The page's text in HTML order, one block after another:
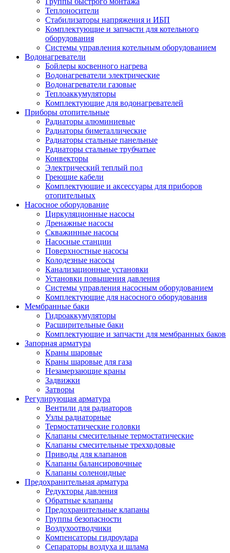
Теплоносители
Стабилизаторы напряжения и ИБП
Комплектующие и запчасти для котельного
оборудования
Системы управления котельным оборудованием
Водонагреватели
Бойлеры косвенного нагрева
Водонагреватели электрические
Водонагреватели газовые
Теплоаккумуляторы
Комплектующие для водонагревателей
Приборы отопительные
Радиаторы алюминиевые
Радиаторы биметаллические
Радиаторы стальные панельные
Радиаторы стальные трубчатые
Конвекторы
Электрический теплый пол
Греющие кабели
Комплектующие и аксессуары для приборов
отопительных
Насосное оборудование
Циркуляционные насосы
Дренажные насосы
Скважинные насосы
Насосные станции
Поверхностные насосы
Колодезные насосы
Канализационные установки
Установки повышения давления
Системы управления насосным оборудованием
Комплектующие для насосного оборудования
Мембранные баки
Гидроаккумуляторы
Расширительные баки
Комплектующие и запчасти для мембранных баков
Запорная арматура
Краны шаровые
Краны шаровые для газа
Незамерзающие краны
Задвижки
Затворы
Регулирующая арматура
Вентили для радиаторов
Узлы радиаторные
Термостатические головки
Клапаны смесительные термостатические
Клапаны смесительные трехходовые
Приводы для клапанов
Клапаны балансировочные
Клапаны соленоидные
Предохранительная арматура
Редукторы давления
Обратные клапаны
Предохранительные клапаны
Группы безопасности
Воздухоотводчики
Компенсаторы гидроудара
Сепараторы воздуха и шлама